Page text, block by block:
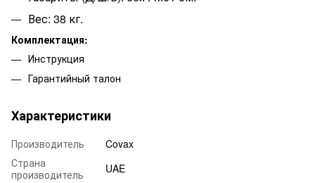
Вес: 38 кг.
Комплектация:
Инструкция
Гарантийный талон
Характеристики
Производитель
Covax
Страна
производитель
UAE